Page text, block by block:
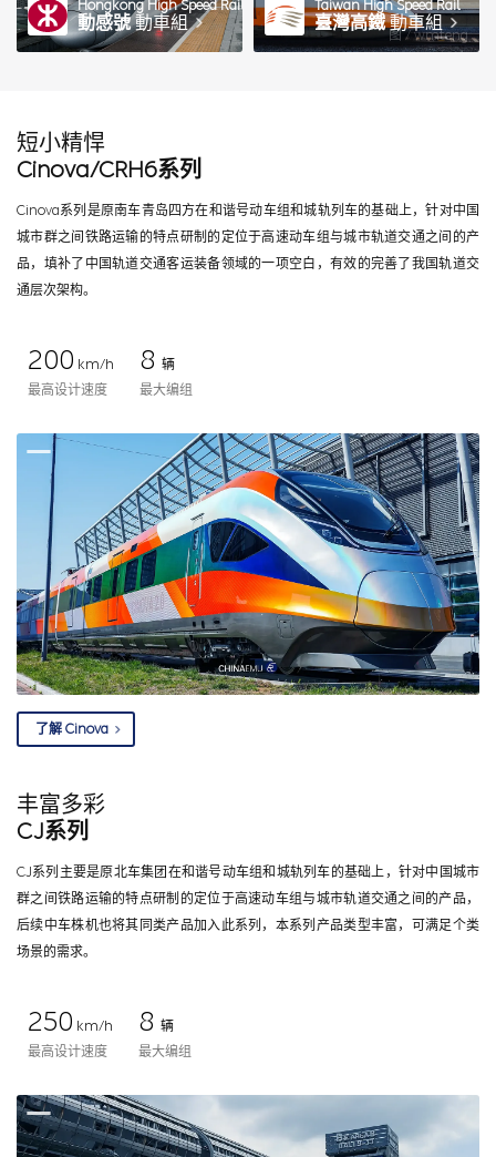
Hongkong High Speed Rail
動感號動車組
图 / wmteng
Taiwan High Speed Rail
臺灣高鐵動車組
短小精悍
Cinova/CRH6系列
Cinova系列是原南车青岛四方在和谐号动车组和城轨列车的基础上，针对中国
城市群之间铁路运输的特点研制的定位于高速动车组与城市轨道交通之间的产
品，填补了中国轨道交通客运装备领域的一项空白，有效的完善了我国轨道交
通层次架构。
200 km/h
最高设计速度
8 辆
最大编组
了解 Cinova
丰富多彩
CJ系列
CJ系列主要是原北车集团在和谐号动车组和城轨列车的基础上，针对中国城市
群之间铁路运输的特点研制的定位于高速动车组与城市轨道交通之间的产品，
后续中车株机也将其同类产品加入此系列，本系列产品类型丰富，可满足个类
场景的需求。
250 km/h
最高设计速度
8 辆
最大编组